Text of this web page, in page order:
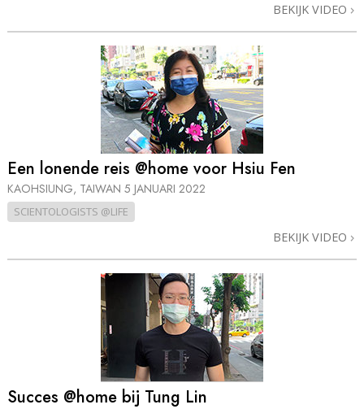
BEKIJK VIDEO
Een lonende reis @home voor Hsiu Fen
KAOHSIUNG, TAIWAN 5 JANUARI 2022
SCIENTOLOGISTS @LIFE
BEKIJK VIDEO
Succes @home bij Tung Lin